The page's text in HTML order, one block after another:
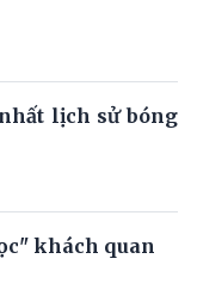
lịch sử bóng
khách quan